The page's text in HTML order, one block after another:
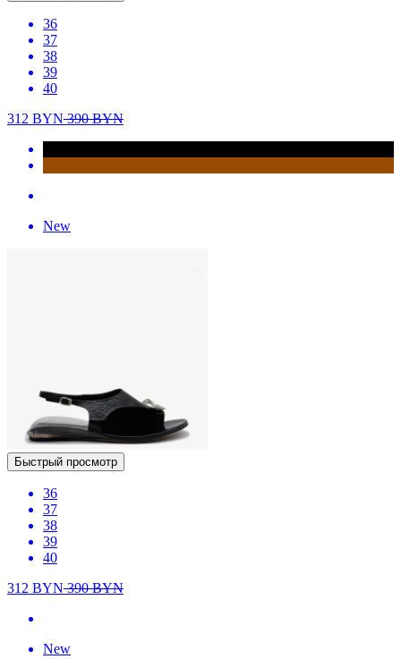
36
37
38
39
40
312 BYN390BYN
New
Быстрый просмотр
36
37
38
39
40
312 BYN390BYN
New